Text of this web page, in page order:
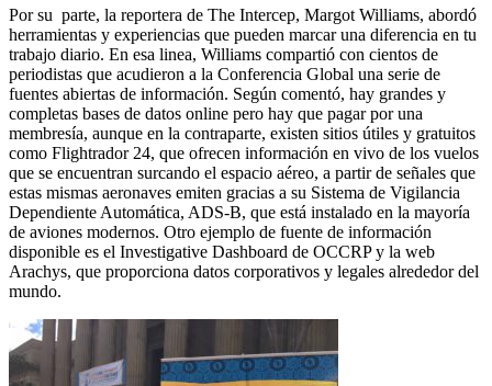
Por su parte, la reportera de The Intercep, Margot Williams, abordó
herramientas y experiencias que pueden marcar una diferencia en tu
trabajo diario. En esa linea, Williams compartió con cientos de
periodistas que acudieron a la Conferencia Global una serie de
fuentes abiertas de información. Según comentó, hay grandes y
completas bases de datos online pero hay que pagar por una
membresía, aunque en la contraparte, existen sitios útiles y gratuitos
como Flightrador 24, que ofrecen información en vivo de los vuelos
que se encuentran surcando el espacio aéreo, a partir de señales que
estas mismas aeronaves emiten gracias a su Sistema de Vigilancia
Dependiente Automática, ADS-B, que está instalado en la mayoría
de aviones modernos. Otro ejemplo de fuente de información
disponible es el Investigative Dashboard de OCCRP y la web
Arachys, que proporciona datos corporativos y legales alrededor del
mundo.